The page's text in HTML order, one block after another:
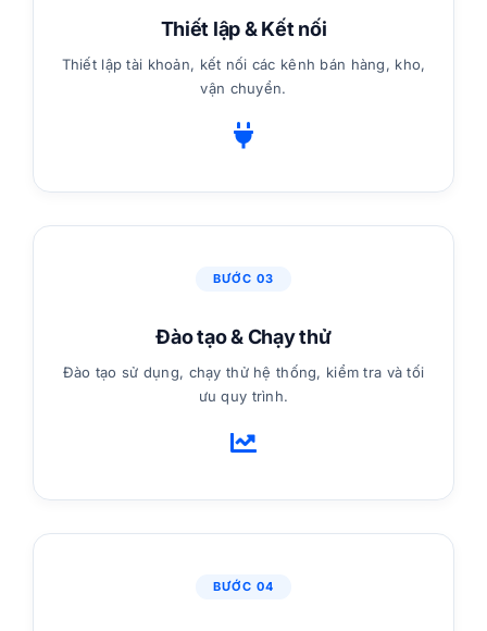
Thiết lập & Kết nối
Thiết lập tài khoản, kết nối các kênh bán hàng, kho,
vận chuyển.
BƯỚC 03
Đào tạo & Chạy thử
Đào tạo sử dụng, chạy thử hệ thống, kiểm tra và tối
ưu quy trình.
BƯỚC 04